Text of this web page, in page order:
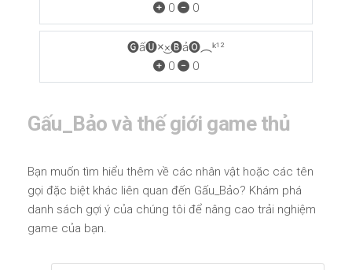
0
0
🅖ấ🅤×͜×🅑ả🅞︵ᵏ¹²
0
0
Gấu_Bảo và thế giới game thủ
Bạn muốn tìm hiểu thêm về các nhân vật hoặc các tên
gọi đặc biệt khác liên quan đến Gấu_Bảo? Khám phá
danh sách gợi ý của chúng tôi để nâng cao trải nghiệm
game của bạn.